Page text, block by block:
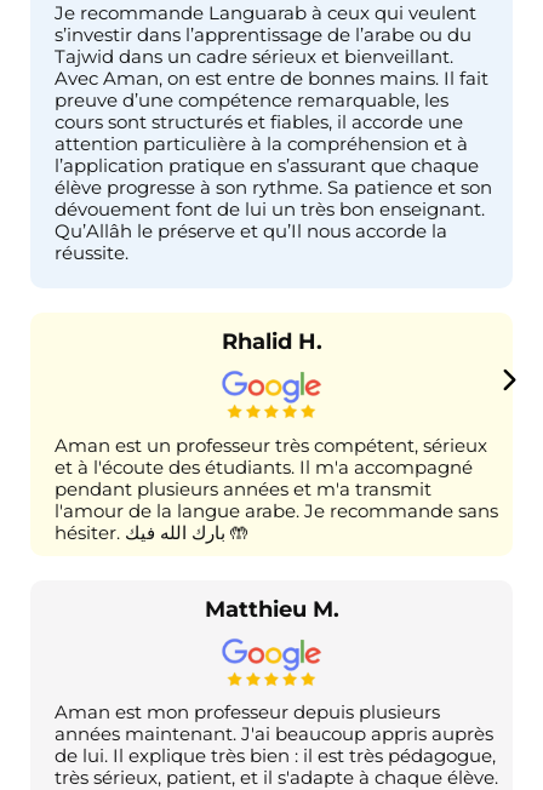
Je recommande Languarab à ceux qui veulent
s’investir dans l’apprentissage de l’arabe ou du
Tajwid dans un cadre sérieux et bienveillant.
Avec Aman, on est entre de bonnes mains. Il fait
preuve d’une compétence remarquable, les
cours sont structurés et fiables, il accorde une
attention particulière à la compréhension et à
l’application pratique en s’assurant que chaque
élève progresse à son rythme. Sa patience et son
dévouement font de lui un très bon enseignant.
Qu’Allâh le préserve et qu’Il nous accorde la
réussite.
Rhalid H.
Aman est un professeur très compétent, sérieux
et à l'écoute des étudiants. Il m'a accompagné
pendant plusieurs années et m'a transmit
l'amour de la langue arabe. Je recommande sans
hésiter. بارك الله فيك 🤲
Matthieu M.
Aman est mon professeur depuis plusieurs
années maintenant. J'ai beaucoup appris auprès
de lui. Il explique très bien : il est très pédagogue,
très sérieux, patient, et il s'adapte à chaque élève.